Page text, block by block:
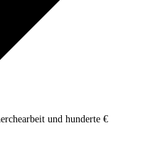
und hunderte €